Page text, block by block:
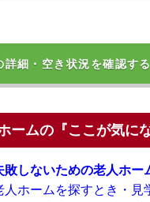
詳細・空き状況を確認する
ームの『ここが気に
敗しないための老人ホー
人ホームを探すとき・見